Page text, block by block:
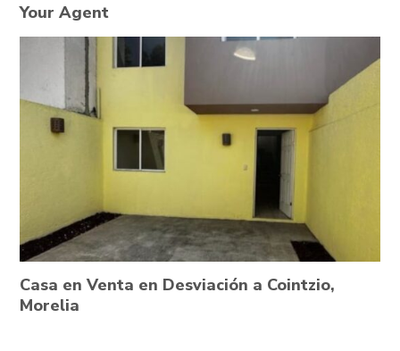
Your Agent
Casa en Venta en Desviación a Cointzio,
Morelia